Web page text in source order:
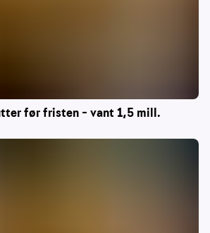
før fristen – vant 1,5 mill.